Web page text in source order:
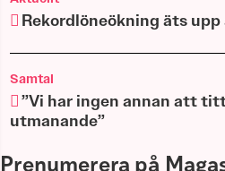
Rekordlöneökning äts
Samtal
”Vi har ingen annan att
utmanande”
Prenumerera på